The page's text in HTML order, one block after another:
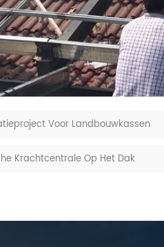
Voor Landbouwkassen
Krachtcentrale Op Het Dak